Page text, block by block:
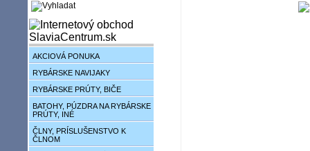
AKCIOVÁ PONUKA
RYBÁRSKE NAVIJAKY
RYBÁRSKE PRÚTY, BIČE
BATOHY, PÚZDRA NA RYBÁRSKE
PRÚTY, INÉ
ČLNY, PRÍSLUŠENSTVO K
ČLNOM